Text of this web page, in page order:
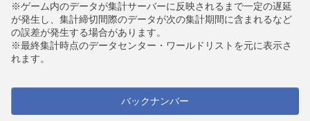
※ゲーム内のデータが集計サーバーに反映されるまで一定の遅延
が発生し、集計締切間際のデータが次の集計期間に含まれるなど
の誤差が発生する場合があります。
※最終集計時点のデータセンター・ワールドリストを元に表示さ
れます。
バックナンバー